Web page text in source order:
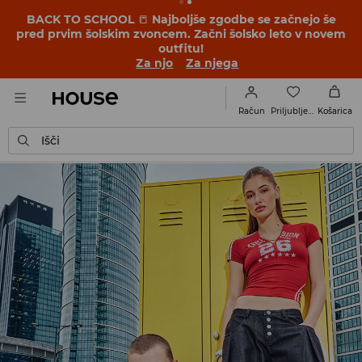
BACK TO SCHOOL 📒 Najboljše zgodbe se začnejo še
pred prvim šolskim zvoncem. Začni šolsko leto v novem
outfitu!
Za njo
Za njega
Račun Košarica
Išči